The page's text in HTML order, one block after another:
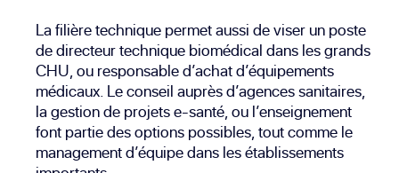
La filière technique permet aussi de viser un poste
de directeur technique biomédical dans les grands
CHU, ou responsable d’achat d’équipements
médicaux. Le conseil auprès d’agences sanitaires,
la gestion de projets e-santé, ou l’enseignement
font partie des options possibles, tout comme le
management d’équipe dans les établissements